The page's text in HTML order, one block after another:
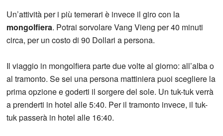
Un’attività per i più temerari è invece il giro con la
mongolfiera. Potrai sorvolare Vang Vieng per 40 minuti
circa, per un costo di 90 Dollari a persona.
Il viaggio in mongolfiera parte due volte al giorno: all’alba o
al tramonto. Se sei una persona mattiniera puoi scegliere la
prima opzione e goderti il sorgere del sole. Un tuk-tuk verrà
a prenderti in hotel alle 5:40. Per il tramonto invece, il tuk-
tuk passerà in hotel alle 16:40.